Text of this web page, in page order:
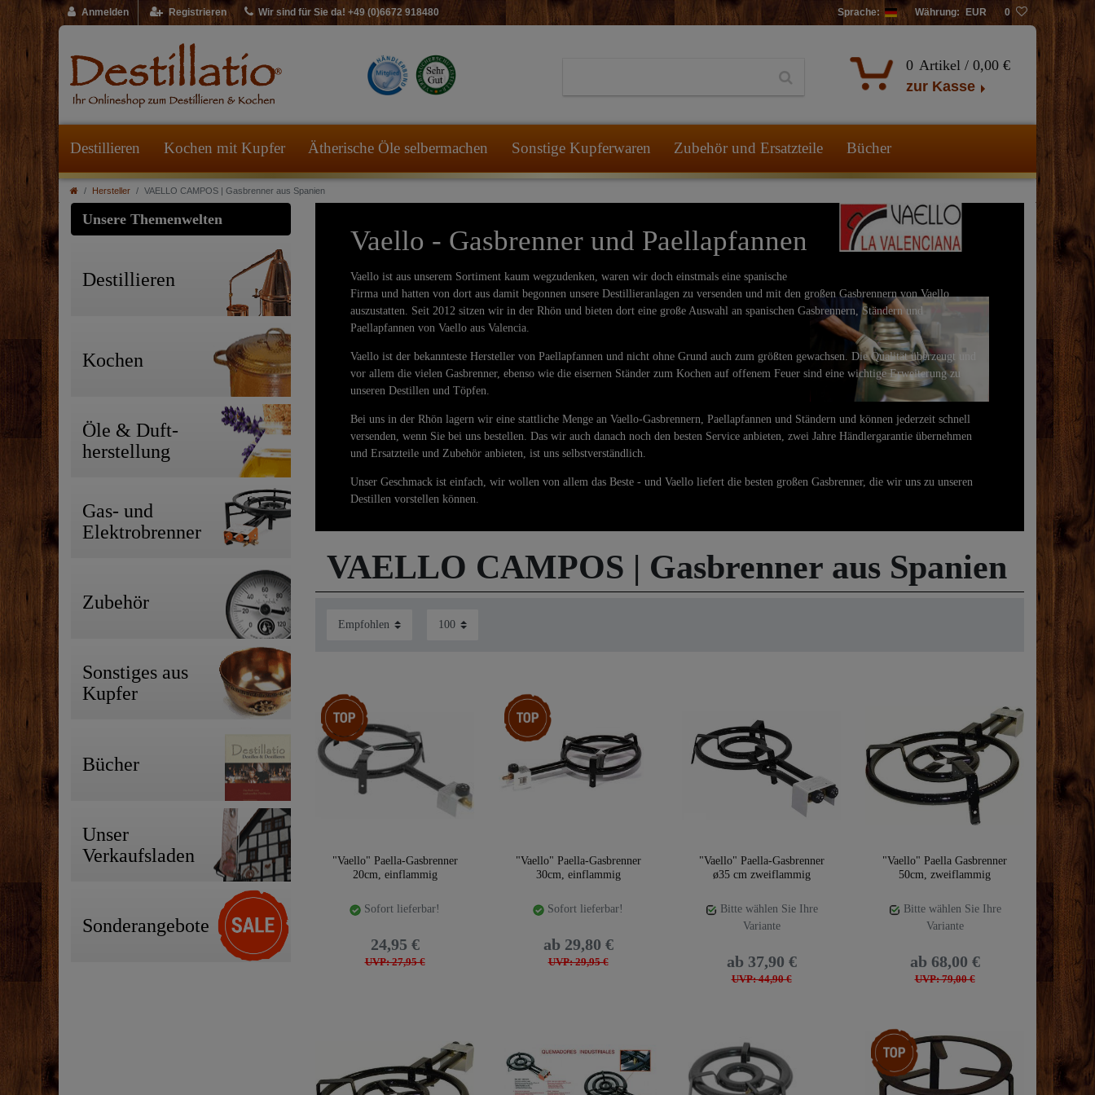
Anmelden Registrieren Wir sind für Sie da! +49 (0)6672 918480 Sprache: Währung: EUR 0
0 Artikel / 0,00 €
zur Kasse
Destillieren Kochen mit Kupfer Ätherische Öle selbermachen Sonstige Kupferwaren Zubehör und Ersatzteile Bücher
Hersteller VAELLO CAMPOS | Gasbrenner aus Spanien
Unsere Themenwelten
Destillieren
Kochen
Öle & Duft-
herstellung
Gas- und
Elektrobrenner
Zubehör
Sonstiges aus
Kupfer
Bücher
Unser
Verkaufsladen
Sonderangebote
Vaello - Gasbrenner und Paellapfannen
Vaello ist aus unserem Sortiment kaum wegzudenken, waren wir doch einstmals eine spanische
Firma und hatten von dort aus damit begonnen unsere Destillieranlagen zu versenden und mit den großen Gasbrennern von Vaello
auszustatten. Seit 2012 sitzen wir in der Rhön und bieten dort eine große Auswahl an spanischen Gasbrennern, Ständern und
Paellapfannen von Vaello aus Valencia.
Vaello ist der bekannteste Hersteller von Paellapfannen und nicht ohne Grund auch zum größten gewachsen. Die Qualität überzeugt und
vor allem die vielen Gasbrenner, ebenso wie die eisernen Ständer zum Kochen auf offenem Feuer sind eine wichtige Erweiterung zu
unseren Destillen und Töpfen.
Bei uns in der Rhön lagern wir eine stattliche Menge an Vaello-Gasbrennern, Paellapfannen und Ständern und können jederzeit schnell
versenden, wenn Sie bei uns bestellen. Das wir auch danach noch den besten Service anbieten, zwei Jahre Händlergarantie übernehmen
und Ersatzteile und Zubehör anbieten, ist uns selbstverständlich.
Unser Geschmack ist einfach, wir wollen von allem das Beste - und Vaello liefert die besten großen Gasbrenner, die wir uns zu unseren
Destillen vorstellen können.
VAELLO CAMPOS | Gasbrenner aus Spanien
Top-Artikel
"Vaello" Paella-Gasbrenner
20cm, einflammig
Sofort lieferbar!
UVP: 27,95 €
24,95 €
Top-Artikel
"Vaello" Paella-Gasbrenner
30cm, einflammig
Sofort lieferbar!
UVP: 29,95 €
ab 29,80 €
"Vaello" Paella-Gasbrenner
ø35 cm zweiflammig
Bitte wählen Sie Ihre
Variante
UVP: 44,90 €
ab 37,90 €
"Vaello" Paella Gasbrenner
50cm, zweiflammig
Bitte wählen Sie Ihre
Variante
UVP: 79,00 €
ab 68,00 €
Top-Artikel